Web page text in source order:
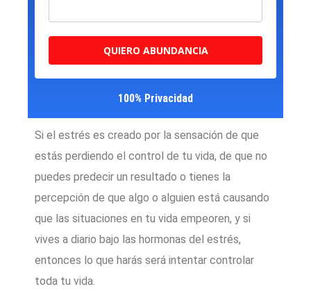
QUIERO ABUNDANCIA
100% Privacidad
Si el estrés es creado por la sensación de que
estás perdiendo el control de tu vida, de que no
puedes predecir un resultado o tienes la
percepción de que algo o alguien está causando
que las situaciones en tu vida empeoren, y si
vives a diario bajo las hormonas del estrés,
entonces lo que harás será intentar controlar
toda tu vida.